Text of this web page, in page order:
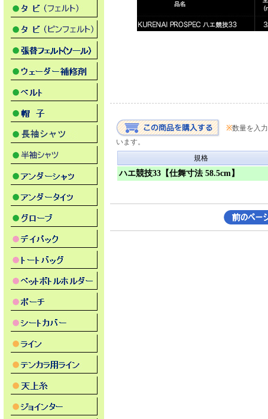
※数量を入
います。
規格
ハエ競技33【仕舞寸法 58.5cm】